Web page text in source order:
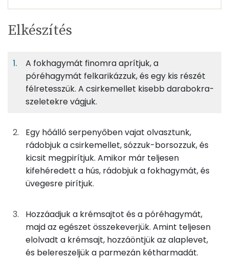
Egy
adagban
18%
Fehérje
4%
Szénhidrát
Zsír
5g vaj
75gcsirkemellfilé
90 kcal
0g só
0 kcal
0gbors
0 kcal
50gkrémsajt
125 kcal
33gpóréhagyma
9 kcal
TÁPANYAGTARTALOM
Egy
adagban
6
adagban
grammban
18%
4%
TOP ásványi anyagok
Nátrium
Foszfor
Magnézium
Szelén
Elkészítés
A fokhagymát finomra aprítjuk, a
póréhagymát felkarikázzuk, és egy kis részét
félretesszük. A csirkemellet kisebb darabokra-
szeletekre vágjuk.
Egy hőálló serpenyőben vajat olvasztunk,
rádobjuk a csirkemellet, sózzuk-borsozzuk, és
kicsit megpirítjuk. Amikor már teljesen
kifehéredett a hús, rádobjuk a fokhagymát, és
üvegesre pirítjuk.
Hozzáadjuk a krémsajtot és a póréhagymát,
majd az egészet összekeverjük. Amint teljesen
elolvadt a krémsajt, hozzáöntjük az alaplevet,
és belereszeljük a parmezán kétharmadát.